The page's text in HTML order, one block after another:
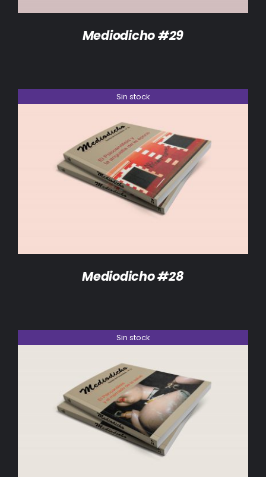
Mediodicho #29
Sin stock
DETALLES
Mediodicho #28
Sin stock
DETALLES